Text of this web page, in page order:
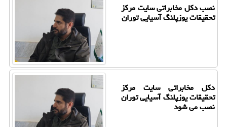
نصب دکل مخابراتی سایت مرکز
تحقیقات یوزپلنگ آسیایی توران
دکل مخابراتی سایت مرکز
تحقیقات یوزپلنگ آسیایی توران
نصب می شود